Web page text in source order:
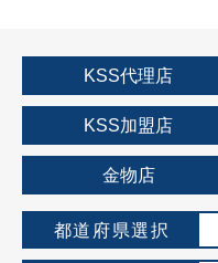
KSS代理店
KSS加盟店
金物店
都道府県選択